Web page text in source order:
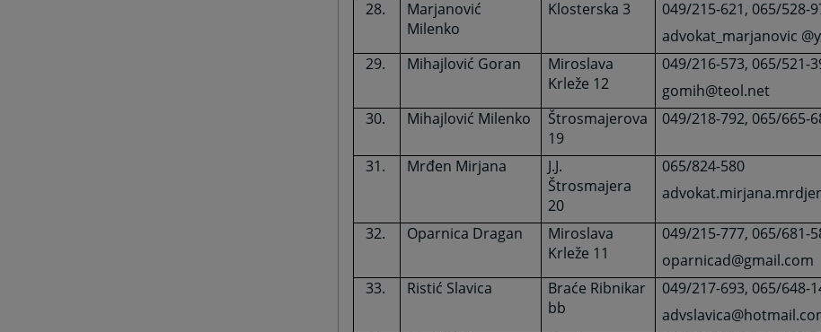
Marjanović
Milenko
Klosterska 3
049/215-621, 065/528-
advokat_marjanovic
Mihajlović Goran
Miroslava
Krleže 12
049/216-573, 065/521-
gomih@teol.net
Mihajlović Milenko
Štrosmajerova
19
049/218-792, 065/665-
Mrđen Mirjana
J.J.
Štrosmajera
20
065/824-580
Oparnica Dragan
Miroslava
Krleže 11
049/215-777, 065/681-
oparnicad@gmail.com
Ristić Slavica
Braće Ribnikar
bb
049/217-693, 065/648-